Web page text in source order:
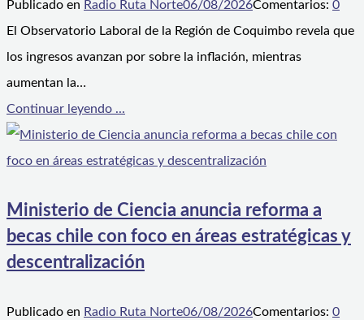
Publicado en Radio Ruta Norte06/08/2026Comentarios: 0
El Observatorio Laboral de la Región de Coquimbo revela que
los ingresos avanzan por sobre la inflación, mientras
aumentan la…
Continuar leyendo ...
Ministerio de Ciencia anuncia reforma a
becas chile con foco en áreas estratégicas y
descentralización
Publicado en Radio Ruta Norte06/08/2026Comentarios: 0